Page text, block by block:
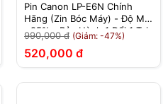
Pin Canon LP-E6N Chính
Hãng (Zin Bóc Máy) - Độ Mới
>95% - Bảo Hành 1 Đổi 1 Tại
Nhà
990,000 đ (Giảm: -47%)
520,000 đ